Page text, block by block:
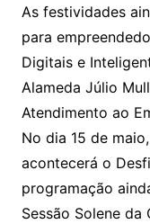
As festividades
para
Digitais e
Alameda Júlio
Atendimento ao
No dia 15 de
acontecerá o
programação
Sessão Solene